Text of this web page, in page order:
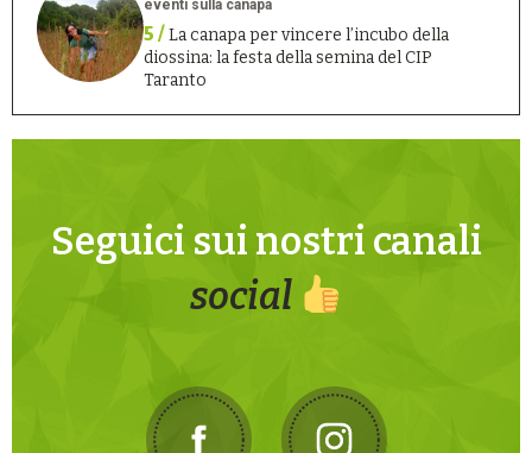
eventi sulla canapa
5 /La canapa per vincere l’incubo della
diossina: la festa della semina del CIP
Taranto
Seguici sui nostri canali
social